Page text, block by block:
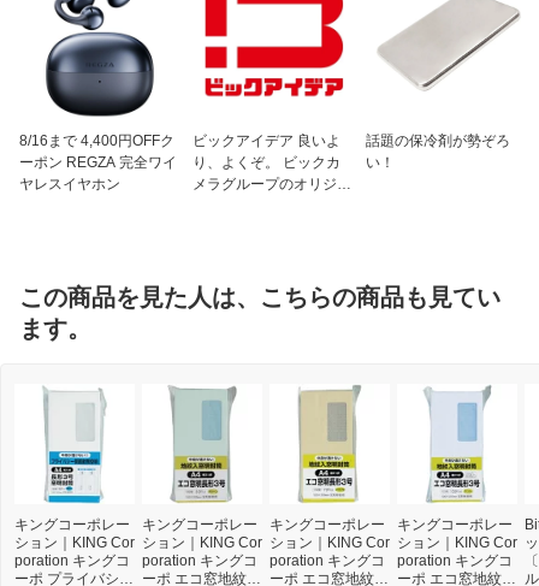
8/16まで 4,400円OFFク
ーポン REGZA 完全ワイ
ヤレスイヤホン
ビックアイデア 良いよ
り、よくぞ。 ビックカ
メラグループのオリジナ
話題の保冷剤が勢ぞろ
い！
この商品を見た人は、こちらの商品も見てい
ます。
キングコーポレー
ション｜KING Cor
poration キングコ
ーポ プライバシー
キングコーポレー
ション｜KING Cor
poration キングコ
ーポ エコ窓地紋ソ
キングコーポレー
ション｜KING Cor
poration キングコ
ーポ エコ窓地紋ク
キングコーポレー
ション｜KING Cor
poration キングコ
ーポ エコ窓地紋ホ